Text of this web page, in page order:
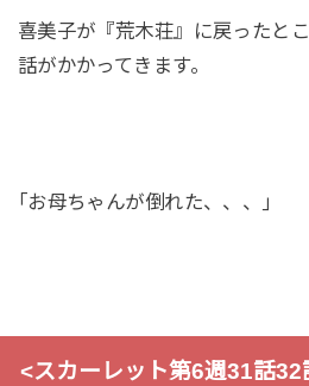
喜美子が『荒木荘』に戻ったと
話がかかってきます。
｢お母ちゃんが倒れた、、、｣
<スカーレット第6週31話32